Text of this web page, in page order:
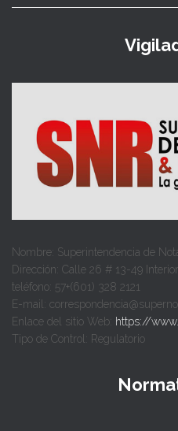
Nombre: Superintendencia de
Dirección: Calle 26 # 13-49
teléfono: 57+(601) 328 2121
E-mail:
Enlace del sitio Web: https://
Tipo de Control: Regulatorio